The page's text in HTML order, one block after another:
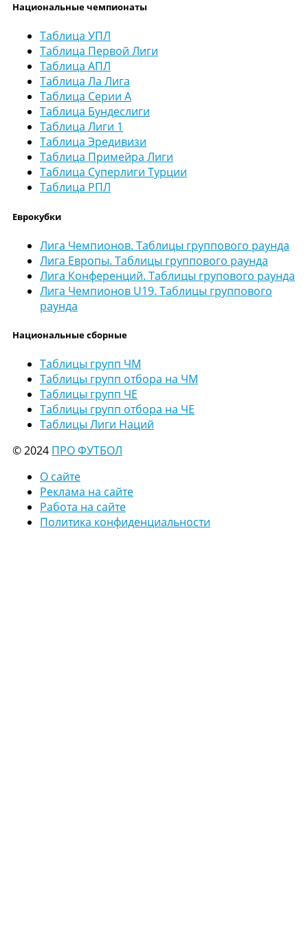
Национальные чемпионаты
Таблица УПЛ
Таблица Первой Лиги
Таблица АПЛ
Таблица Ла Лига
Таблица Серии А
Таблица Бундеслиги
Таблица Лиги 1
Таблица Эредивизи
Таблица Примейра Лиги
Таблица Суперлиги Турции
Таблица РПЛ
Еврокубки
Лига Чемпионов. Таблицы группового раунда
Лига Европы. Таблицы группового раунда
Лига Конференций. Таблицы групового раунда
Лига Чемпионов U19. Таблицы группового
раунда
Национальные сборные
Таблицы групп ЧМ
Таблицы групп отбора на ЧМ
Таблицы групп ЧЕ
Таблицы групп отбора на ЧЕ
Таблицы Лиги Наций
© 2024 ПРО ФУТБОЛ
О сайте
Реклама на сайте
Работа на сайте
Политика конфиденциальности